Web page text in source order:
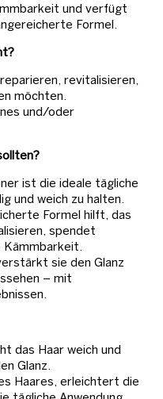
und verfügt
Formel.
revitalisieren,
möchten.
und/oder
ist die ideale tägliche
und weich zu halten.
Formel hilft, das
spendet
Kämmbarkeit.
sie den Glanz
– mit
das Haar weich und
Glanz.
Haares, erleichtert die